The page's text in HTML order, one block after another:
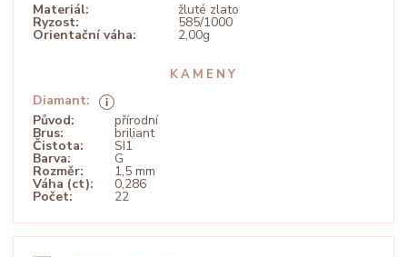
Materiál: žluté zlato
Ryzost: 585/1000
Orientační váha: 2,00g
KAMENY
Diamant:
Původ:
přírodní
Brus: briliant
Čistota: SI1
Barva: G
Rozměr: 1,5 mm
Váha (ct): 0,286
Počet: 22